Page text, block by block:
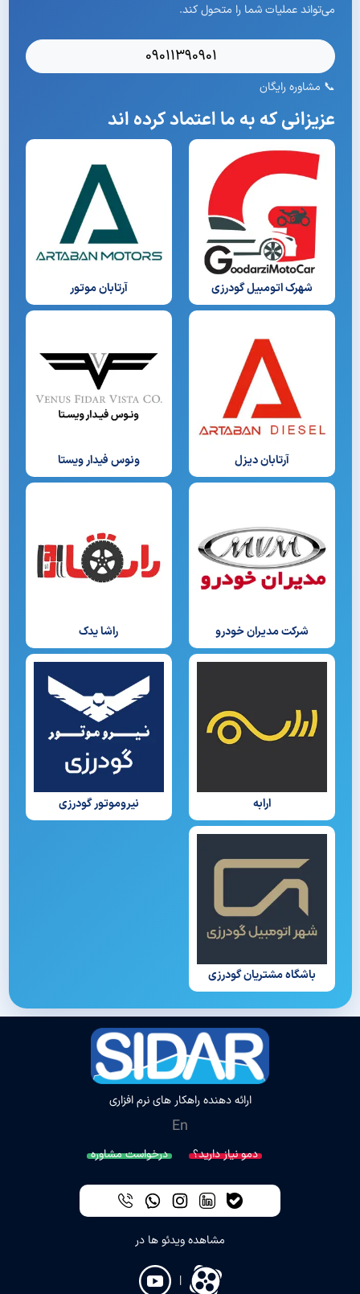
می‌تواند عملیات شما را متحول کند.
09011390901
📞 مشاوره رایگان
عزیزانی که به ما اعتماد کرده اند
شهرک اتومبیل گودرزی آرتابان موتور
آرتابان دیزل ونوس فیدار ویستا
شرکت مدیران خودرو راشا یدک
ارابه نیروموتور گودرزی
باشگاه مشتریان گودرزی
ارائه دهنده راهکار های نرم افزاری
En
دمو نیاز دارید؟ درخواست مشاوره
مشاهده ویدئو ها در
|